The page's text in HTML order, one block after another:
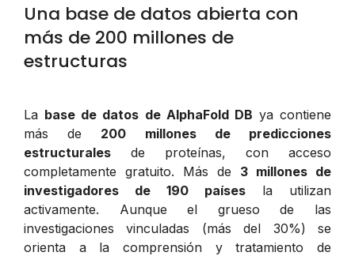
Una base de datos abierta con
más de 200 millones de
estructuras
La base de datos de AlphaFold DB ya contiene
más de 200 millones de predicciones
estructurales de proteínas, con acceso
completamente gratuito. Más de 3 millones de
investigadores de 190 países la utilizan
activamente. Aunque el grueso de las
investigaciones vinculadas (más del 30%) se
orienta a la comprensión y tratamiento de